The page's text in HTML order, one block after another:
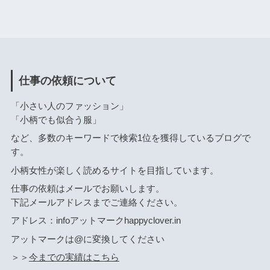
仕事の依頼について
「小さい人のファッション」
「小柄でも似合う服」
など、多数のキーワードで検索1位を獲得しているブログで
す。
小柄女性が楽しく読めるサイトを目指しています。
仕事の依頼はメールでお願いします。
下記メールアドレスまでご連絡ください。
アドレス：infoアットマークhappyclover.in
アットマークは@に変換してください
＞＞ 今までの実績はこちら